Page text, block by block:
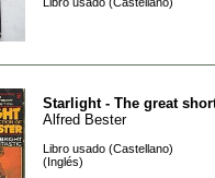
Starlight - The great
Alfred Bester
Libro usado (Castellano)
(Inglés)